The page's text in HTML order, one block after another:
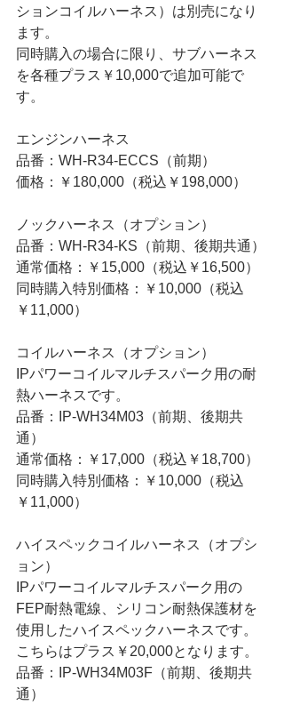
ションコイルハーネス）は別売になり
ます。
同時購入の場合に限り、サブハーネス
を各種プラス￥10,000で追加可能で
す。
エンジンハーネス
品番：WH-R34-ECCS（前期）
価格：￥180,000（税込￥198,000）
ノックハーネス（オプション）
品番：WH-R34-KS（前期、後期共通）
通常価格：￥15,000（税込￥16,500）
同時購入特別価格：￥10,000（税込
￥11,000）
コイルハーネス（オプション）
IPパワーコイルマルチスパーク用の耐
熱ハーネスです。
品番：IP-WH34M03（前期、後期共
通）
通常価格：￥17,000（税込￥18,700）
同時購入特別価格：￥10,000（税込
￥11,000）
ハイスペックコイルハーネス（オプシ
ョン）
IPパワーコイルマルチスパーク用の
FEP耐熱電線、シリコン耐熱保護材を
使用したハイスペックハーネスです。
こちらはプラス￥20,000となります。
品番：IP-WH34M03F（前期、後期共
通）